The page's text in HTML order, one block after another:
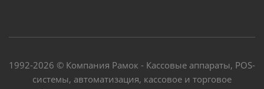
1992-2026 © Компания Рамок - Кассовые аппараты, POS-
системы, автоматизация, кассовое и торговое